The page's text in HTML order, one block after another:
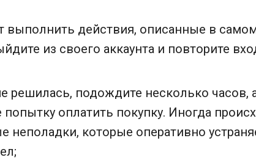
выполнить действия, описанные в
из своего аккаунта и повторите
решилась, подождите несколько часов,
попытку оплатить покупку. Иногда
неполадки, которые оперативно